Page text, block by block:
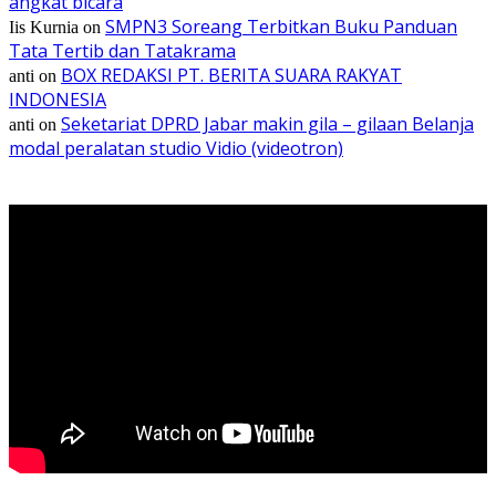
Iis Kurnia on SMPN3 Soreang Terbitkan Buku Panduan
Tata Tertib dan Tatakrama
anti on BOX REDAKSI PT. BERITA SUARA RAKYAT
INDONESIA
anti on Seketariat DPRD Jabar makin gila – gilaan Belanja
modal peralatan studio Vidio (videotron)